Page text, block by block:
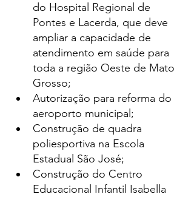
do Hospital Regional de
Pontes e Lacerda, que deve
ampliar a capacidade de
atendimento em saúde para
toda a região Oeste de Mato
Grosso;
Autorização para reforma do
aeroporto municipal;
Construção de quadra
poliesportiva na Escola
Estadual São José;
Construção do Centro
Educacional Infantil Isabella